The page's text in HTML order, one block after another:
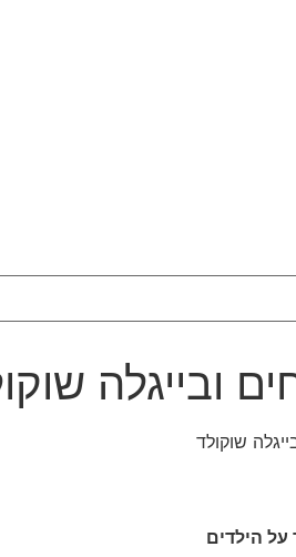
ובייגלה
שוקולד
על הילדים